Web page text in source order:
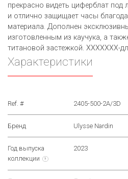
прекрасно видеть циферблат
и отлично защищает часы
материала. Дополнен
изготовленным из каучука, а
титановой застежкой. XXXXXXX-
Характеристики
Ref. # 2405-500-2A/3D
Бренд Ulysse Nardin
Год выпуска
коллекции
?
2023